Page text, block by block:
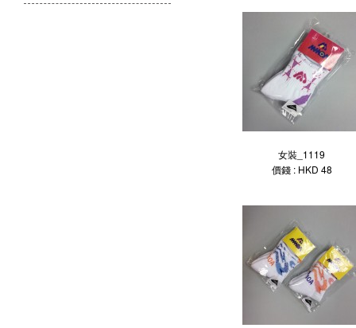
女裝_1119
價錢 : HKD 48